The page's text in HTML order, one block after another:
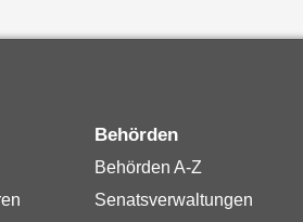
Behörden
Behörden A-Z
Senatsverwaltungen